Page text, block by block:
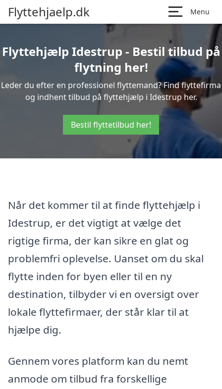
Flyttehjaelp.dk Menu
Flyttehjælp Idestrup - Bestil tilbud på
flytning her!
Leder du efter en professionel flyttemand? Find flyttefirma
og indhent tilbud på flyttehjælp i Idestrup her.
Bestil flyttetilbud her!
Når det kommer til at finde flyttehjælp i
Idestrup, er det vigtigt at vælge det
rigtige firma, der kan sikre en glat og
problemfri oplevelse. Uanset om du skal
flytte inden for byen eller til en ny
destination, tilbyder vi en oversigt over
lokale flyttefirmaer, der står klar til at
hjælpe dig.
Gennem vores platform kan du nemt
anmode om tilbud fra forskellige